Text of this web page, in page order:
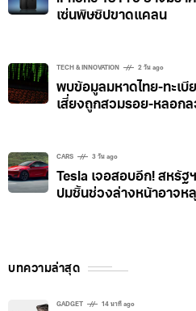
เซ่นพิษชิปขาดแคลน
TECH & INNOVATION 2 วัน ago
พบข้อมูลมหาดไทย-ทะเ
เสี่ยงถูกสวมรอย-หลอกล
CARS 3 วัน ago
Tesla เจอสอบอีก! สหรั
ปมชิ้นช่วงล่างหน้าอาจห
บทความล่าสุด
GADGET 14 นาที ago